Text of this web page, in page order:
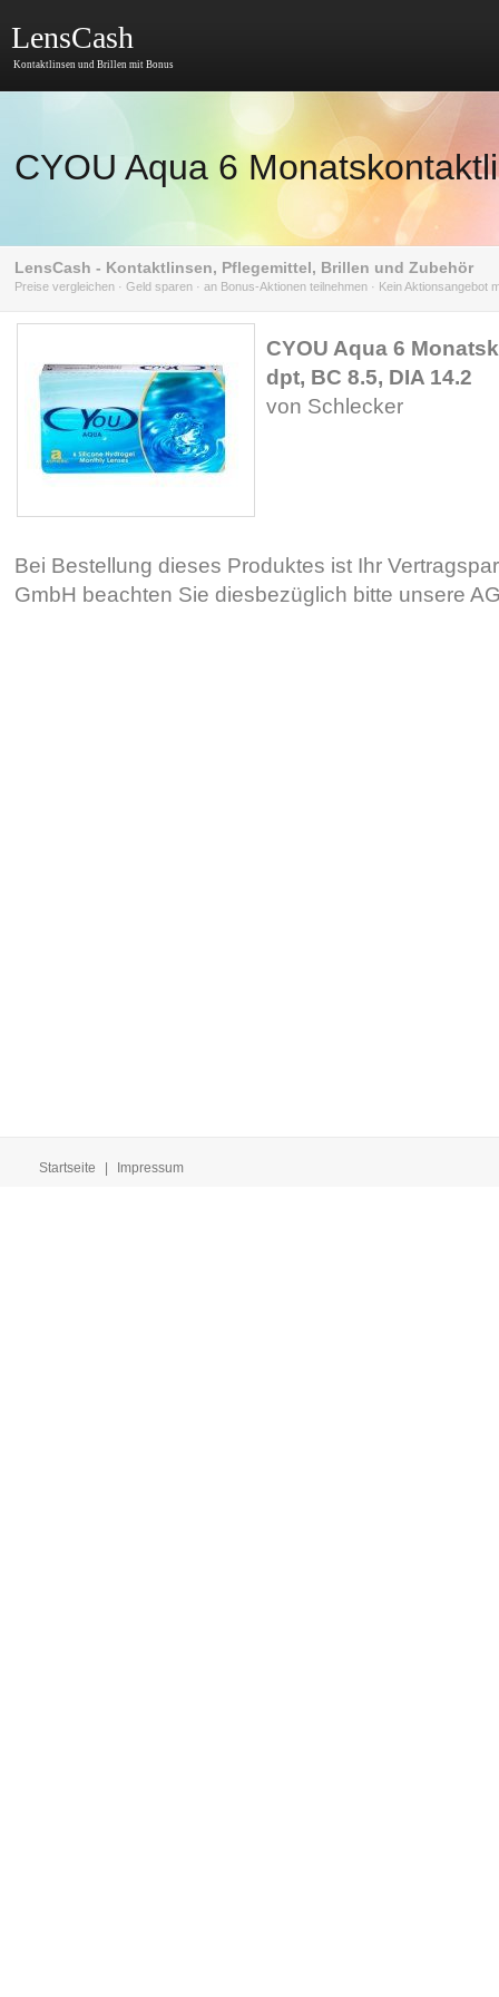
LensCash
Kontaktlinsen und Brillen mit Bonus
CYOU Aqua 6
LensCash - Kontaktlinsen, Pflegemittel, Brillen und Zubehör
Preise vergleichen · Geld sparen · an Bonus-Aktionen teilnehmen · Kein Aktionsangebot
CYOU Aqua 6
dpt, BC 8.5, DIA 14.2
von Schlecker
Bei Bestellung dieses Produktes ist Ihr
GmbH beachten Sie diesbezüglich bitte unsere
Startseite Impressum